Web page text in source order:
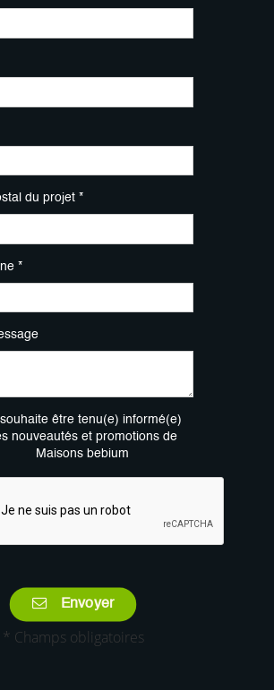
du projet *
*
être tenu(e) informé(e)
nouveautés et promotions de
Maisons bebium
Envoyer
* Champs obligatoires